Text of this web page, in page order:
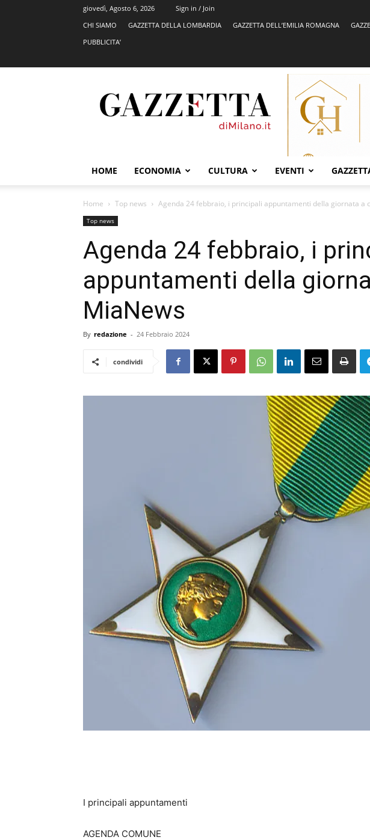
giovedì, Agosto 6, 2026
Sign in / Join
CHI SIAMO
GAZZETTA DELLA LOMBARDIA GAZZETTA DELL’EMILIA ROMAGNA
PUBBLICITA’
HOME ECONOMIA CULTURA EVENTI
Home Top news Agenda 24 febbraio, i principali appuntamenti della giornata a
Top news
Agenda 24 febbraio, i
appuntamenti della
MiaNews
By redazione - 24 Febbraio 2024
condividi
I principali appuntamenti
AGENDA COMUNE